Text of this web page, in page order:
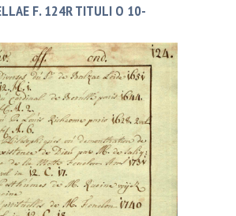
F. 124R TITULI O 10-